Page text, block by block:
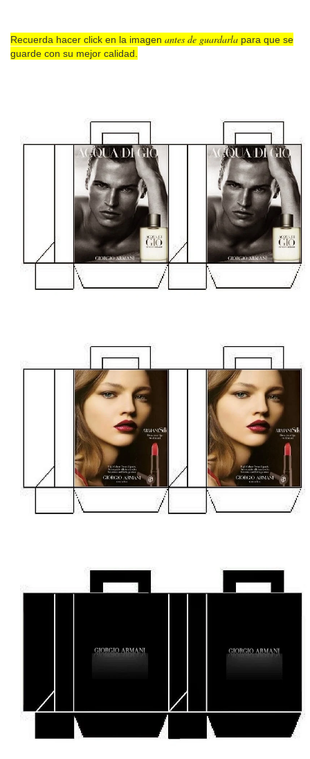
Recuerda hacer click en la imagen antes de guardarla para que se
guarde con su mejor calidad.